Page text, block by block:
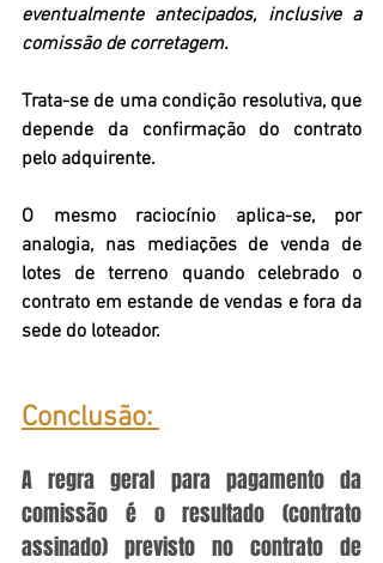
eventualmente antecipados, inclusive a
comissão de corretagem.
Trata-se de uma condição resolutiva, que
depende da confirmação do contrato
pelo adquirente.
O mesmo raciocínio aplica-se, por
analogia, nas mediações de venda de
lotes de terreno quando celebrado o
contrato em estande de vendas e fora da
sede do loteador.
Conclusão:
A regra geral para pagamento da
comissão é o resultado (contrato
assinado) previsto no contrato de